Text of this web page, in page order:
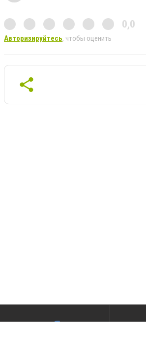
0,0
Авторизируйтесь, чтобы оценить